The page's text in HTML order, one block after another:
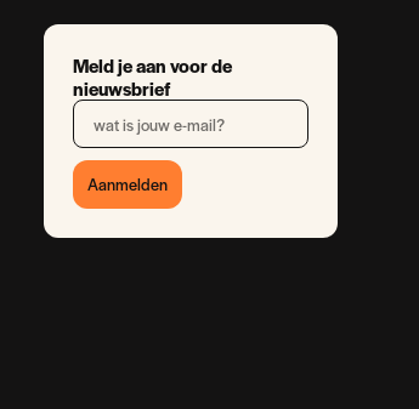
Meld je aan voor de
nieuwsbrief
Aanmelden